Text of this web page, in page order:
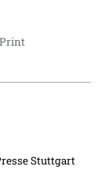
Stuttgart